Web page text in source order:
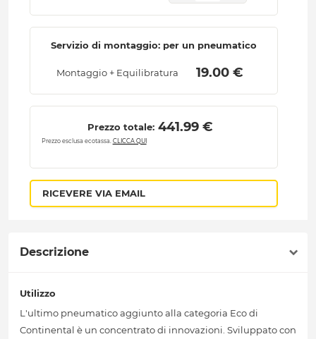
Servizio di montaggio: per un pneumatico
Montaggio + Equilibratura 19.00 €
Prezzo totale: 441.99 €
Prezzo esclusa ecotassa. CLICCA QUI
RICEVERE VIA EMAIL
Descrizione
Utilizzo
L'ultimo pneumatico aggiunto alla categoria Eco di
Continental è un concentrato di innovazioni. Sviluppato con